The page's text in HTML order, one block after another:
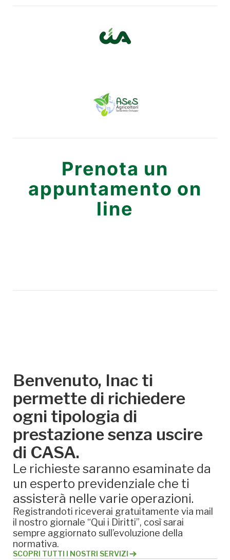
Prenota un
appuntamento on
line
Benvenuto, Inac ti
permette di richiedere
ogni tipologia di
prestazione senza uscire
di CASA.
Le richieste saranno esaminate da
un esperto previdenziale che ti
assisterà nelle varie operazioni.
Registrandoti riceverai gratuitamente via mail
il nostro giornale “Qui i Diritti”, così sarai
sempre aggiornato sull’evoluzione della
normativa.
SCOPRI TUTTI I NOSTRI SERVIZI